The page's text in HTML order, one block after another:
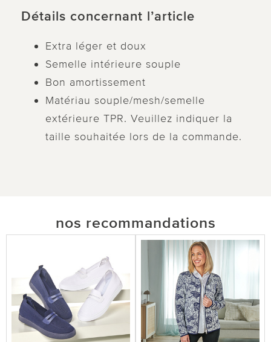
Détails concernant l’article
Extra léger et doux
Semelle intérieure souple
Bon amortissement
Matériau souple/mesh/semelle
extérieure TPR. Veuillez indiquer la
taille souhaitée lors de la commande.
nos recommandations